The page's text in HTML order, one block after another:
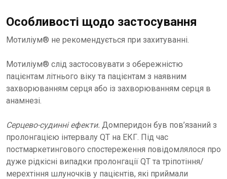
Особливості щодо застосування
Мотиліум® не рекомендується при захитуванні.
Мотиліум® слід застосовувати з обережністю
пацієнтам літнього віку та пацієнтам з наявним
захворюванням серця або із захворюванням серця в
анамнезі.
Серцево-судинні ефекти. Домперидон був пов’язаний з
пролонгацією інтервалу QT на ЕКГ. Під час
постмаркетингового спостереження повідомлялося про
дуже рідкісні випадки пролонгації QT та тріпотіння/
мерехтіння шлуночків у пацієнтів, які приймали